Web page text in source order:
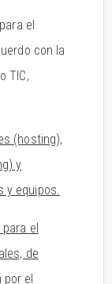
el
con la
TIC,
(hosting),
y
y equipos.
el
de
por el